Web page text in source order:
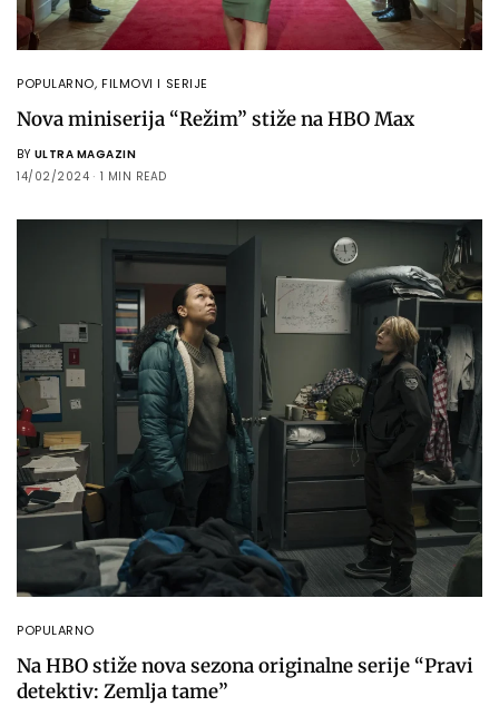
POPULARNO,FILMOVI I SERIJE
Nova miniserija “Režim” stiže na HBO Max
BY ULTRA MAGAZIN
14/02/2024
1 MIN READ
POPULARNO
Na HBO stiže nova sezona originalne serije “Pravi
detektiv: Zemlja tame”